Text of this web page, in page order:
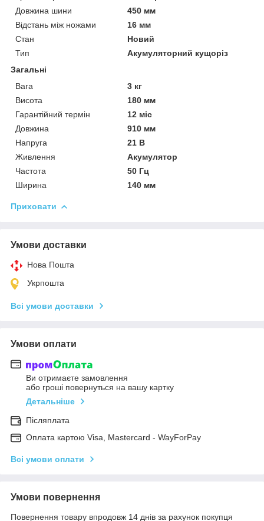
Довжина шини
450 мм
Відстань між ножами
16 мм
Стан
Новий
Тип
Акумуляторний кущоріз
Загальні
Вага
3 кг
Висота
180 мм
Гарантійний термін
12 міс
Довжина
910 мм
Напруга
21 В
Живлення
Акумулятор
Частота
50 Гц
Ширина
140 мм
Приховати
Умови доставки
Нова Пошта
Укрпошта
Всі умови доставки
Умови оплати
Ви отримаєте замовлення
або гроші повернуться на вашу картку
Детальніше
Післяплата
Оплата картою Visa, Mastercard - WayForPay
Всі умови оплати
Умови повернення
Повернення товару впродовж 14 днів за рахунок покупця